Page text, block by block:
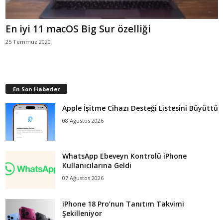
En iyi 11 macOS Big Sur özelliği
25 Temmuz 2020
En Son Haberler
Apple İşitme Cihazı Desteği Listesini Büyüttü
08 Ağustos 2026
WhatsApp Ebeveyn Kontrolü iPhone
Kullanıcılarına Geldi
07 Ağustos 2026
iPhone 18 Pro’nun Tanıtım Takvimi
Şekilleniyor